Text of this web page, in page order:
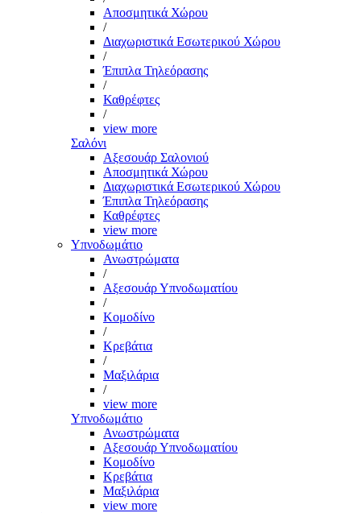
Αποσμητικά Χώρου
/
Διαχωριστικά Εσωτερικού Χώρου
/
Έπιπλα Τηλεόρασης
/
Καθρέφτες
/
view more
Σαλόνι
Αξεσουάρ Σαλονιού
Αποσμητικά Χώρου
Διαχωριστικά Εσωτερικού Χώρου
Έπιπλα Τηλεόρασης
Καθρέφτες
view more
Υπνοδωμάτιο
Ανωστρώματα
/
Αξεσουάρ Υπνοδωματίου
/
Κομοδίνο
/
Κρεβάτια
/
Μαξιλάρια
/
view more
Υπνοδωμάτιο
Ανωστρώματα
Αξεσουάρ Υπνοδωματίου
Κομοδίνο
Κρεβάτια
Μαξιλάρια
view more